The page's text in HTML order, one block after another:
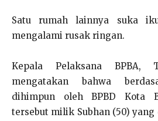
Satu rumah lainnya suka
mengalami rusak ringan.
Kepala Pelaksana BPBA,
mengatakan bahwa
dihimpun oleh BPBD Kota
tersebut milik Subhan (50)